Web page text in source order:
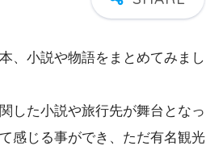
、小説や物語をまとめてみまし
した小説や旅行先が舞台となっ
感じる事ができ、ただ有名観光